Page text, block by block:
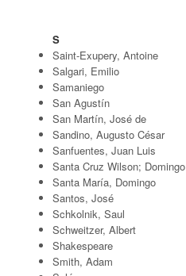
S
Saint-Exupery, Antoine
Salgari, Emilio
Samaniego
San Agustín
San Martín, José de
Sandino, Augusto César
Sanfuentes, Juan Luis
Santa Cruz Wilson; Domingo
Santa María, Domingo
Santos, José
Schkolnik, Saul
Schweitzer, Albert
Shakespeare
Smith, Adam